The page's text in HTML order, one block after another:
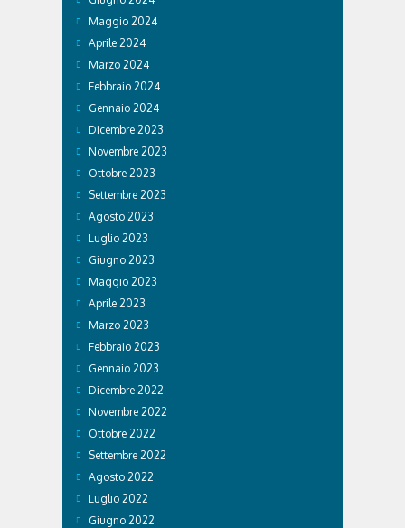
Maggio 2024
Aprile 2024
Marzo 2024
Febbraio 2024
Gennaio 2024
Dicembre 2023
Novembre 2023
Ottobre 2023
Settembre 2023
Agosto 2023
Luglio 2023
Giugno 2023
Maggio 2023
Aprile 2023
Marzo 2023
Febbraio 2023
Gennaio 2023
Dicembre 2022
Novembre 2022
Ottobre 2022
Settembre 2022
Agosto 2022
Luglio 2022
Giugno 2022